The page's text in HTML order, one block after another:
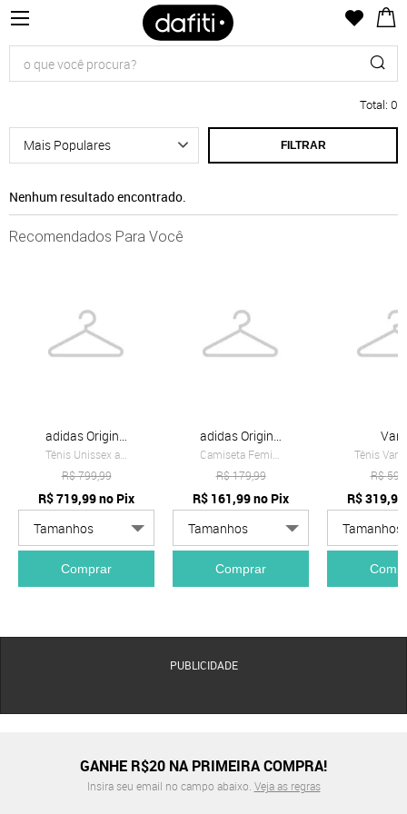
Total: 0
FILTRAR
Nenhum resultado encontrado.
Recomendados Para Você
adidas Originals
R$799,99
R$719,99no Pix
Comprar
adidas Originals
R$179,99
R$ 161,99no Pix
Comprar
R$
R$319,99
PUBLICIDADE
GANHE R$20 NA PRIMEIRA COMPRA!
Insira seu email no campo abaixo. Veja as regras